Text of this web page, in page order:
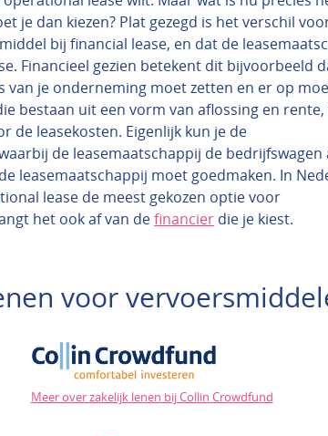
je dan kiezen? Plat gezegd is het verschil
bij financial lease, en dat de
Financieel gezien betekent dit bijvoorbeeld
je onderneming moet zetten en er op
bestaan uit een vorm van aflossing en
de leasekosten. Eigenlijk kun je de
de leasemaatschappij de bedrijfswagen
leasemaatschappij moet goedmaken. In
lease de meest gekozen optie voor
het ook af van definancier die je kiest.
voor
Meer over zakelijk lenen bij Collin Crowdfund